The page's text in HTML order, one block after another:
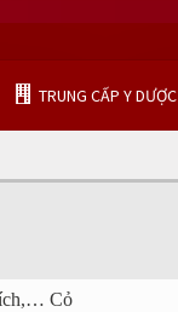
TRUNG CẤP Y DƯỢC
Cỏ